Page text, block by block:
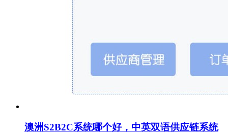
澳洲S2B2C系统哪个好，中英双语供应链系统